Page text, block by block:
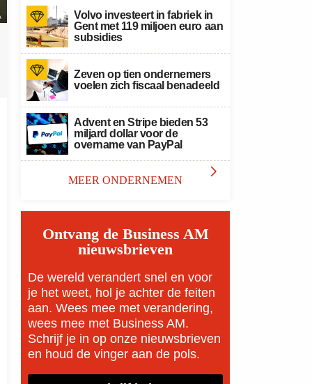
Volvo investeert in fabriek in
Gent met 119 miljoen euro aan
subsidies
Zeven op tien ondernemers
voelen zich fiscaal benadeeld
Advent en Stripe bieden 53
miljard dollar voor de
overname van PayPal
MEER ONDERNEMEN 
Ontvang de Business AM
nieuwsbrieven
De wereld verandert snel en voor
je het weet, hol je achter de feiten
aan. Wees mee met verandering,
wees mee met Business AM.
Schrijf je in op onze nieuwsbrieven
en houd de vinger aan de pols.